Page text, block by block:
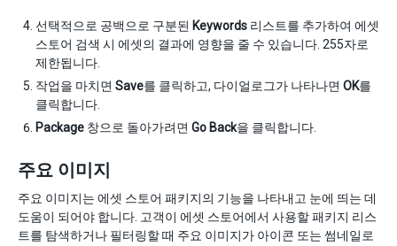
선택적으로 공백으로 구분된 Keywords 리스트를 추가하여 에셋
스토어 검색 시 에셋의 결과에 영향을 줄 수 있습니다. 255자로
제한됩니다.
작업을 마치면 Save를 클릭하고, 다이얼로그가 나타나면 OK를
클릭합니다.
Package 창으로 돌아가려면 Go Back을 클릭합니다.
주요 이미지
주요 이미지는 에셋 스토어 패키지의 기능을 나타내고 눈에 띄는 데
도움이 되어야 합니다. 고객이 에셋 스토어에서 사용할 패키지 리스
트를 탐색하거나 필터링할 때 주요 이미지가 아이콘 또는 썸네일로